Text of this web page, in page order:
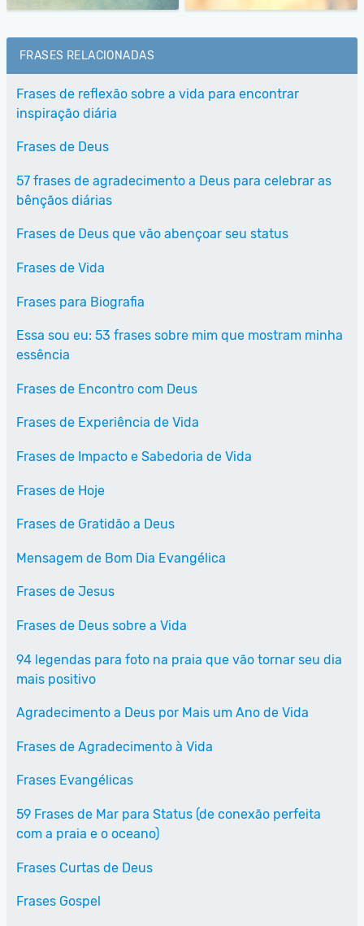
FRASES RELACIONADAS
Frases de reflexão sobre a vida para encontrar
inspiração diária
Frases de Deus
57 frases de agradecimento a Deus para celebrar as
bênçãos diárias
Frases de Deus que vão abençoar seu status
Frases de Vida
Frases para Biografia
Essa sou eu: 53 frases sobre mim que mostram minha
essência
Frases de Encontro com Deus
Frases de Experiência de Vida
Frases de Impacto e Sabedoria de Vida
Frases de Hoje
Frases de Gratidão a Deus
Mensagem de Bom Dia Evangélica
Frases de Jesus
Frases de Deus sobre a Vida
94 legendas para foto na praia que vão tornar seu dia
mais positivo
Agradecimento a Deus por Mais um Ano de Vida
Frases de Agradecimento à Vida
Frases Evangélicas
59 Frases de Mar para Status (de conexão perfeita
com a praia e o oceano)
Frases Curtas de Deus
Frases Gospel